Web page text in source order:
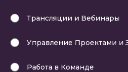
Трансляции и Вебинары
Управление Проектами и
Работа в Команде